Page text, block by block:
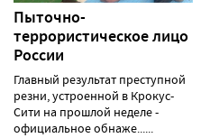
Пыточно-
террористическое лицо
России
Главный результат преступной
резни, устроенной в Крокус-
Сити на прошлой неделе -
официальное обнаже......